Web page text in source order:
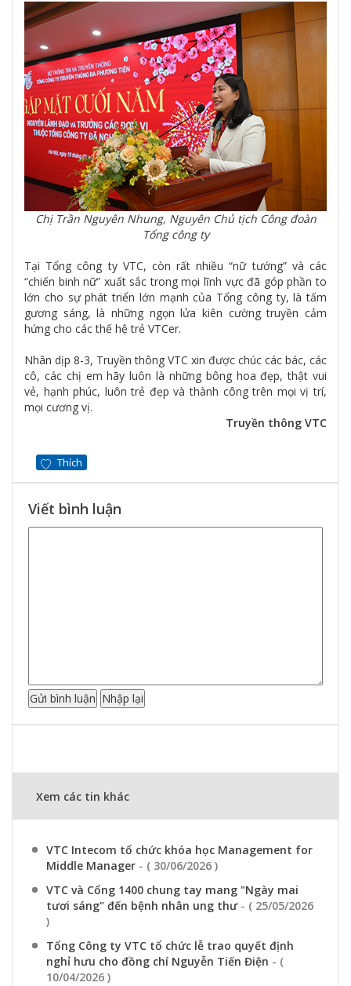
Chị Trần Nguyên Nhung, Nguyên Chủ tịch Công đoàn
Tổng công ty
Tại Tổng công ty VTC, còn rất nhiều “nữ tướng” và các
“chiến binh nữ” xuất sắc trong mọi lĩnh vực đã góp phần to
lớn cho sự phát triển lớn mạnh của Tổng công ty, là tấm
gương sáng, là những ngọn lửa kiên cường truyền cảm
hứng cho các thế hệ trẻ VTCer.
Nhân dịp 8-3, Truyền thông VTC xin được chúc các bác, các
cô, các chị em hãy luôn là những bông hoa đẹp, thật vui
vẻ, hạnh phúc, luôn trẻ đẹp và thành công trên mọi vị trí,
mọi cương vị.
Truyền thông VTC
Thích
Viết bình luận
Xem các tin khác
VTC Intecom tổ chức khóa học Management for
Middle Manager - ( 30/06/2026 )
VTC và Cổng 1400 chung tay mang "Ngày mai
tươi sáng" đến bệnh nhân ung thư - ( 25/05/2026
)
Tổng Công ty VTC tổ chức lễ trao quyết định
nghỉ hưu cho đồng chí Nguyễn Tiến Điện - (
10/04/2026 )